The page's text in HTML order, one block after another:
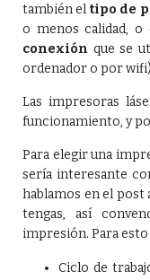
también el tipo de
o menos calidad,
conexión que se
ordenador o por
Las impresoras
funcionamiento, y
Para elegir una
sería interesante
hablamos en el post
tengas, así
impresión. Para
Ciclo de